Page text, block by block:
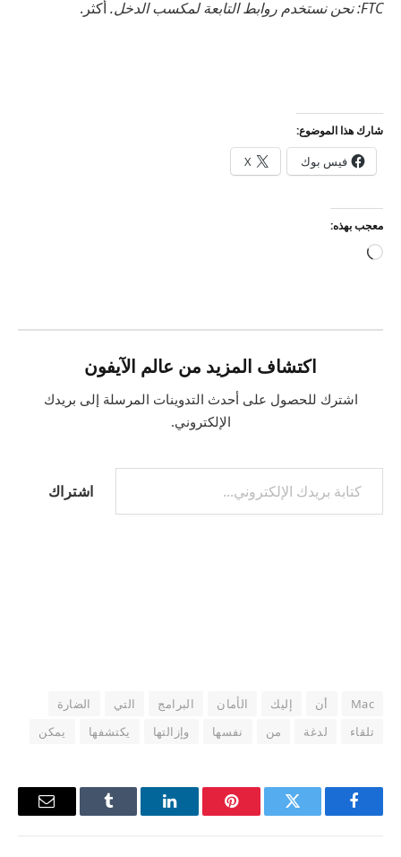
FTC: نحن نستخدم روابط التابعة لمكسب الدخل. أكثر.
شارك هذا الموضوع:
فيس بوك X
معجب بهذه:
جاري
اكتشاف المزيد من عالم الآيفون
اشترك للحصول على أحدث التدوينات المرسلة إلى بريدك
الإلكتروني.
كتابة بريدك الإلكتروني...
اشتراك
Mac أن إليك الأمان البرامج التي
الضارة
تلقاء
لدغة من نفسها وإزالتها يكتشفها يمكن
فيسبوك تويتر بينتيريستلينكدإن Tumblr
البريد